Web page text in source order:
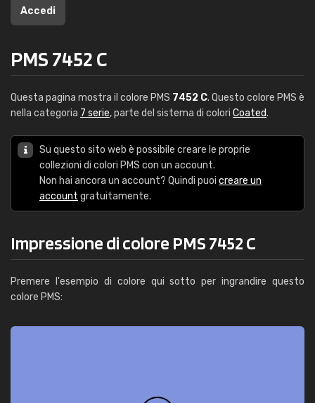
Accedi
PMS 7452 C
Questa pagina mostra il colore PMS 7452 C. Questo colore PMS è
nella categoria 7 serie, parte del sistema di colori Coated.
Su questo sito web è possibile creare le proprie
collezioni di colori PMS con un account.
Non hai ancora un account? Quindi puoi creare un
account gratuitamente.
Impressione di colore PMS 7452 C
Premere l'esempio di colore qui sotto per ingrandire questo
colore PMS: